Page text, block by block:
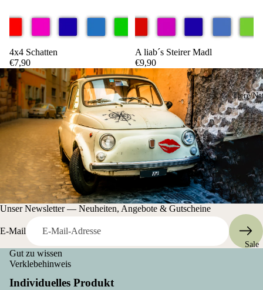
Tiere/
Sale
4x4 Schatten
€7,90
A liab´s Steirer Madl
€9,90
Unser Newsletter — Neuheiten, Angebote & Gutscheine
E-Mail
Gut zu wissen
Verklebehinweis
Individuelles Produkt